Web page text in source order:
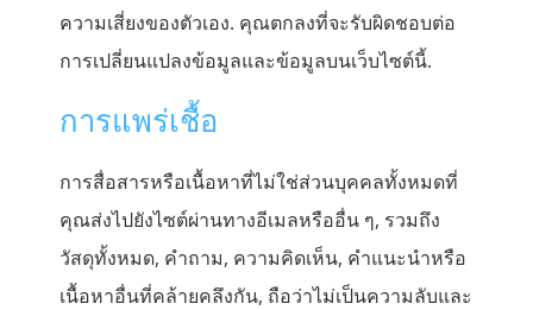
ความเสี่ยงของตัวเอง. คุณตกลงที่จะรับผิดชอบต่อ
การเปลี่ยนแปลงข้อมูลและข้อมูลบนเว็บไซต์นี้.
การแพร่เชื้อ
การสื่อสารหรือเนื้อหาที่ไม่ใช่ส่วนบุคคลทั้งหมดที่
คุณส่งไปยังไซต์ผ่านทางอีเมลหรืออื่น ๆ, รวมถึง
วัสดุทั้งหมด, คำถาม, ความคิดเห็น, คำแนะนำหรือ
เนื้อหาอื่นที่คล้ายคลึงกัน, ถือว่าไม่เป็นความลับและ